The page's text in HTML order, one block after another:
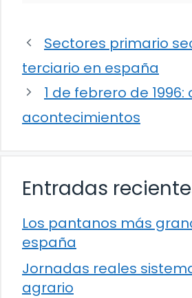
Sectores primario
terciario en españa
1 de febrero de
acontecimientos
Entradas
Los pantanos más
españa
Jornadas reales
agrario